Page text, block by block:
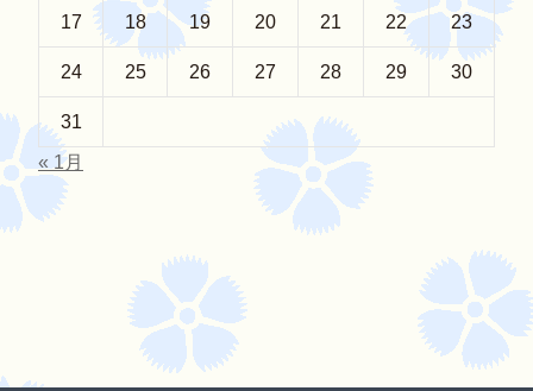
17 18 19 20 21 22 23
24 25 26 27 28 29 30
31
« 1月